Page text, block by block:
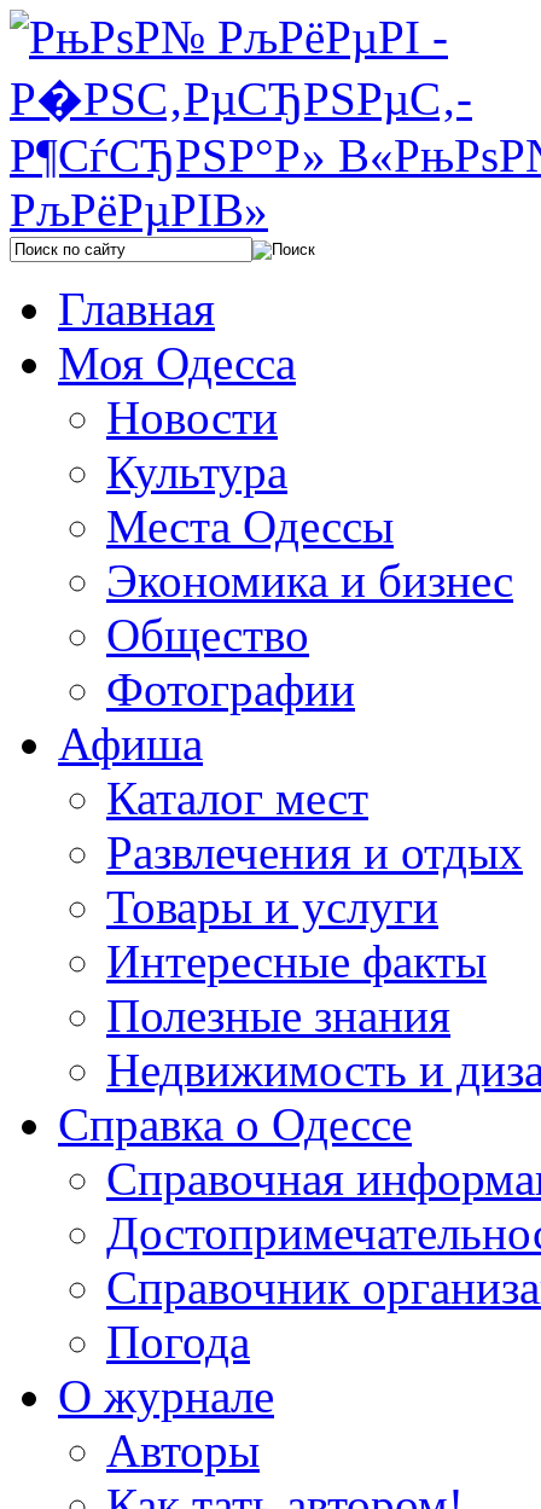
Главная
Моя Одесса
Новости
Культура
Места Одессы
Экономика и бизнес
Общество
Фотографии
Афиша
Каталог мест
Развлечения и отдых
Товары и услуги
Интересные факты
Полезные знания
Недвижимость и
Справка о Одессе
Справочная
Справочник
Погода
О журнале
Авторы